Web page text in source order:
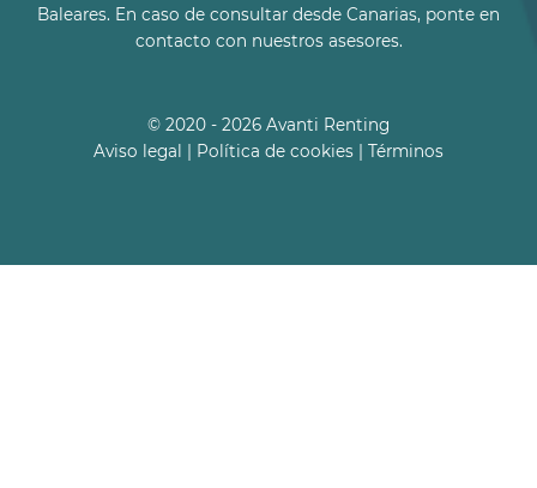
Baleares. En caso de consultar desde Canarias, ponte en
contacto con nuestros asesores.
© 2020 - 2026 Avanti Renting
Aviso legal
Política de cookies Términos